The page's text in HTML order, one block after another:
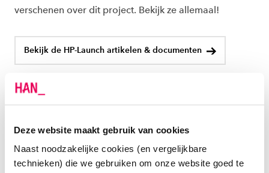
Deze website maakt gebruik van cookies
Naast noodzakelijke cookies (en vergelijkbare
technieken) die we gebruiken om onze website goed te
verschenen over dit project. Bekijk ze allemaal!
Bekijk de HP-Launch artikelen & documenten